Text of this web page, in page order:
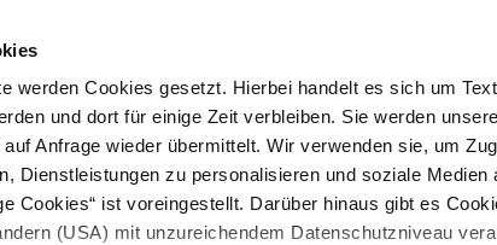
werden Cookies gesetzt. Hierbei handelt es sich um
und dort für einige Zeit verbleiben. Sie werden
Anfrage wieder übermittelt. Wir verwenden sie, um
Dienstleistungen zu personalisieren und soziale Medien
Cookies“ ist voreingestellt. Darüber hinaus gibt es
(USA) mit unzureichendem Datenschutzniveau